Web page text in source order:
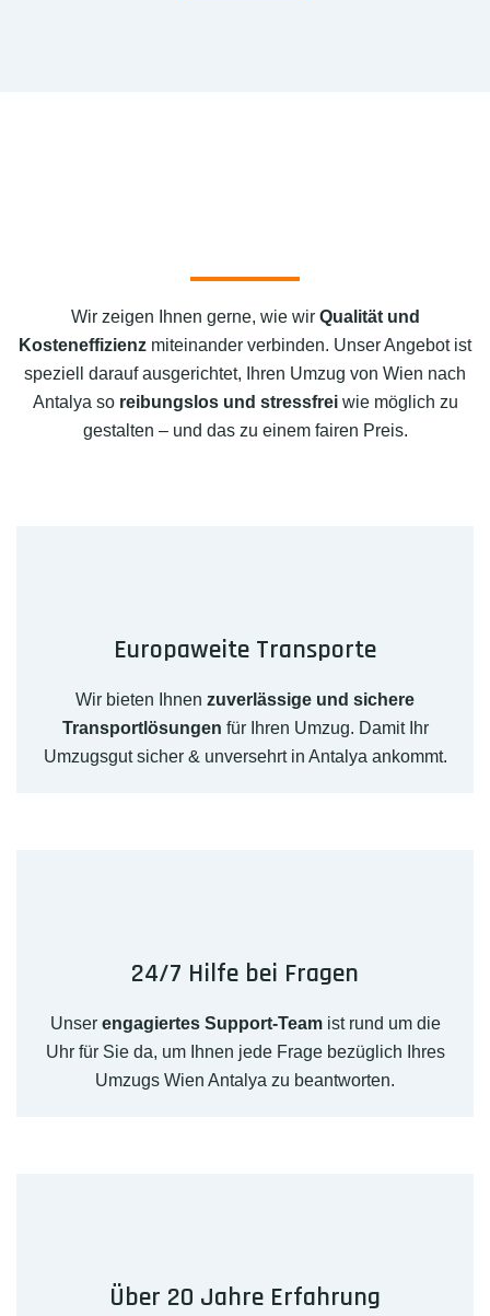
Wir zeigen Ihnen gerne, wie wir Qualität und
Kosteneffizienz miteinander verbinden. Unser Angebot ist
speziell darauf ausgerichtet, Ihren Umzug von Wien nach
Antalya so reibungslos und stressfreiwie möglich zu
gestalten – und das zu einem fairen Preis.
Europaweite Transporte
Wir bieten Ihnen zuverlässige und sichere
Transportlösungen für Ihren Umzug. Damit Ihr
Umzugsgut sicher & unversehrt in Antalya ankommt.
24/7 Hilfe bei Fragen
Unser engagiertes Support-Teamist rund um die
Uhr für Sie da, um Ihnen jede Frage bezüglich Ihres
Umzugs Wien Antalya zu beantworten.
Über 20 Jahre Erfahrung